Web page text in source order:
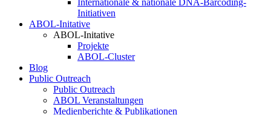
Internationale & nationale DNA-Barcoding-
Initiativen
ABOL-Initative
ABOL-Initative
Projekte
ABOL-Cluster
Blog
Public Outreach
Public Outreach
ABOL Veranstaltungen
Medienberichte & Publikationen